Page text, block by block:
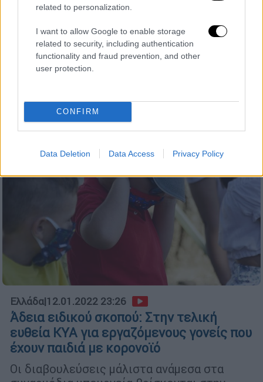
related to personalization.
I want to allow Google to enable storage
related to security, including authentication
functionality and fraud prevention, and other
user protection.
CONFIRM
Data Deletion Data Access Privacy Policy
Πολιτική|13.01.2022 07:36
ΣΥΡΙΖΑ: Στο στόχαστρο η ακρίβεια και
το κυβερνητικό αλαλούμ για τον ΦΠΑ
Ελλάδα|12.01.2022 23:26
Άδεια ειδικού σκοπού: Στην τελική
ευθεία ΚΥΑ για εργαζόμενους γονείς που
έχουν παιδιά με κορονοϊό
Οι διαβουλεύσεις μάλιστα ανάμεσα στα